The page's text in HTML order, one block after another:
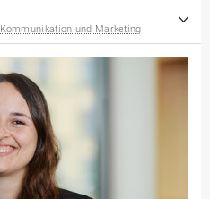
Kommunikation und Marketing